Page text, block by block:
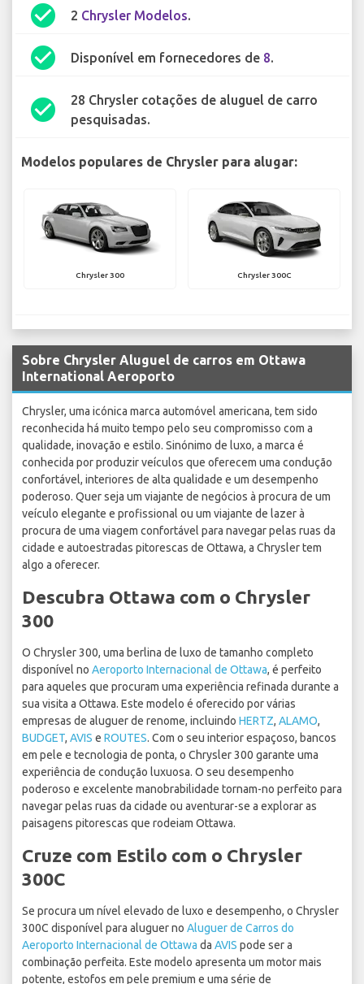
check_circle 2 Chrysler Modelos.
check_circle Disponível em fornecedores de 8.
check_circle
28 Chrysler cotações de aluguel de carro
pesquisadas.
Modelos populares de Chrysler para alugar:
Chrysler 300 Chrysler 300C
Sobre Chrysler Aluguel de carros em Ottawa
International Aeroporto
Chrysler, uma icónica marca automóvel americana, tem sido
reconhecida há muito tempo pelo seu compromisso com a
qualidade, inovação e estilo. Sinónimo de luxo, a marca é
conhecida por produzir veículos que oferecem uma condução
confortável, interiores de alta qualidade e um desempenho
poderoso. Quer seja um viajante de negócios à procura de um
veículo elegante e profissional ou um viajante de lazer à
procura de uma viagem confortável para navegar pelas ruas da
cidade e autoestradas pitorescas de Ottawa, a Chrysler tem
algo a oferecer.
Descubra Ottawa com o Chrysler
300
O Chrysler 300, uma berlina de luxo de tamanho completo
disponível no Aeroporto Internacional de Ottawa, é perfeito
para aqueles que procuram uma experiência refinada durante a
sua visita a Ottawa. Este modelo é oferecido por várias
empresas de aluguer de renome, incluindo HERTZ, ALAMO,
BUDGET, AVIS e ROUTES. Com o seu interior espaçoso, bancos
em pele e tecnologia de ponta, o Chrysler 300 garante uma
experiência de condução luxuosa. O seu desempenho
poderoso e excelente manobrabilidade tornam-no perfeito para
navegar pelas ruas da cidade ou aventurar-se a explorar as
paisagens pitorescas que rodeiam Ottawa.
Cruze com Estilo com o Chrysler
300C
Se procura um nível elevado de luxo e desempenho, o Chrysler
300C disponível para aluguer no Aluguer de Carros do
Aeroporto Internacional de Ottawa da AVIS pode ser a
combinação perfeita. Este modelo apresenta um motor mais
potente, estofos em pele premium e uma série de